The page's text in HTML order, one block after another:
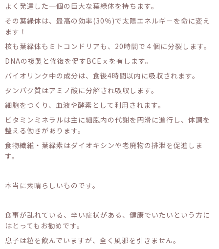
よく発達した一個の巨大な葉緑体を持ちます。
その葉緑体は、最高の効率(30％)で太陽エネルギーを命に変え
ます！
核も葉緑体もミトコンドリアも、20時間で４個に分裂します。
DNAの複製と修復を促すBCEｘを有します。
バイオリンク中の成分は、食後4時間以内に吸収されます。
タンパク質はアミノ酸に分解され吸収します。
細胞をつくり、血液や酵素として利用されます。
ビタミンミネラルは主に細胞内の代謝を円滑に進行し、体調を
整える働きがあります。
食物繊維・葉緑素はダイオキシンや老廃物の排泄を促進しま
す。
本当に素晴らしいものです。
食事が乱れている、辛い症状がある、健康でいたいという方に
はとってもお勧めです。
息子は粒を飲んでいますが、全く風邪を引きません。